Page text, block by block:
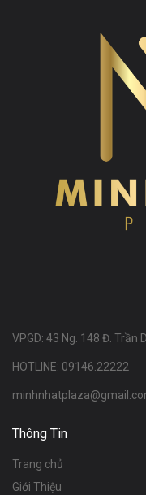
VPGD: 43 Ng. 148 Đ. Trần
HOTLINE: 09146.22222
Thông Tin
Trang chủ
Giới Thiệu